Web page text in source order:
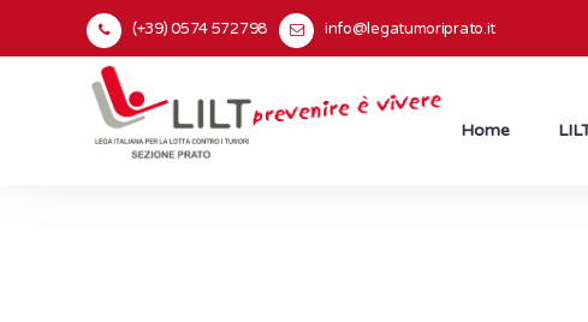
(+39) 0574 572798 info@legatumoriprato.it
Home